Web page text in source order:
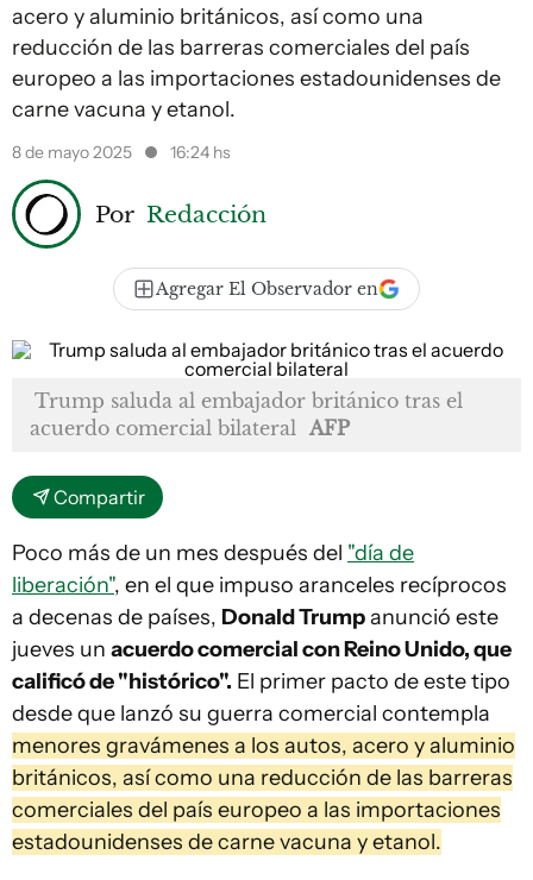
acero y aluminio británicos, así como una
reducción de las barreras comerciales del país
europeo a las importaciones estadounidenses de
carne vacuna y etanol.
8 de mayo 2025 16:24 hs
Por Redacción
Agregar El Observador en
Trump saluda al embajador británico tras el
acuerdo comercial bilateral AFP
Compartir
Poco más de un mes después del "día de
liberación", en el que impuso aranceles recíprocos
a decenas de países, Donald Trumpanunció este
jueves un acuerdo comercial con Reino Unido, que
calificó de "histórico". El primer pacto de este tipo
desde que lanzó su guerra comercial contempla
menores gravámenes a los autos, acero y aluminio
británicos, así como una reducción de las barreras
comerciales del país europeo a las importaciones
estadounidenses de carne vacuna y etanol.